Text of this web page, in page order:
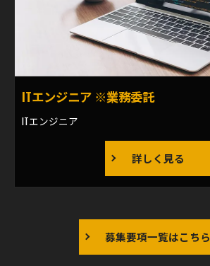
ITエンジニア ※業務委託
ITエンジニア
詳しく見る
募集要項一覧はこちら